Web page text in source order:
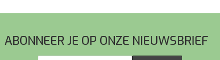
ABONNEER JE OP ONZE NIEUWSBRIEF